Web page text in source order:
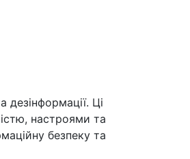
Ці
настроями та
безпеку та